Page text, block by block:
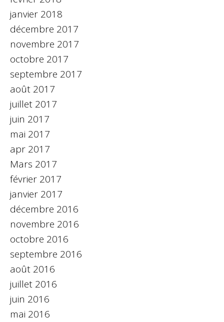
janvier 2018
décembre 2017
novembre 2017
octobre 2017
septembre 2017
août 2017
juillet 2017
juin 2017
mai 2017
apr 2017
Mars 2017
février 2017
janvier 2017
décembre 2016
novembre 2016
octobre 2016
septembre 2016
août 2016
juillet 2016
juin 2016
mai 2016